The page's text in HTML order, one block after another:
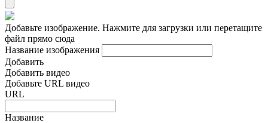
Добавьте изображение. Нажмите для загрузки или перетащите
файл прямо сюда
Название изображения
Добавить
Добавить видео
Добавьте URL видео
URL
Название